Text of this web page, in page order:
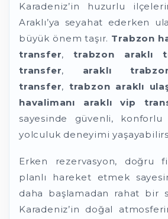
Karadeniz’in huzurlu
Araklı’ya seyahat ederken
büyük önem taşır. Trabzon
transfer,trabzon araklı
transfer, araklı
transfer, trabzon araklı
havalimanı araklı vip
sayesinde güvenli,
yolculuk deneyimi
Erken rezervasyon, doğru
planlı hareket etmek
daha başlamadan rahat bir
Karadeniz’in doğal